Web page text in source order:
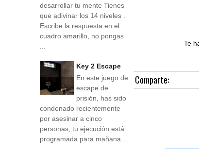
Te
Comparte:
desarrollar tu mente Tienes
que adivinar los 14 niveles .
Escribe la respuesta en el
cuadro amarillo, no pongas
...
Key 2 Escape
En este juego de
escape de
prisión, has sido
condenado recientemente
por asesinar a cinco
personas, tu ejecución está
programada para mañana...